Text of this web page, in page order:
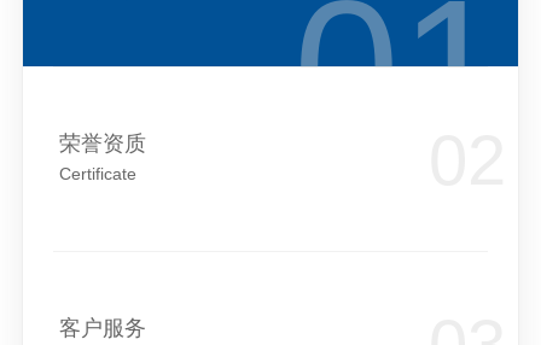
荣誉资质
Certificate
客户服务